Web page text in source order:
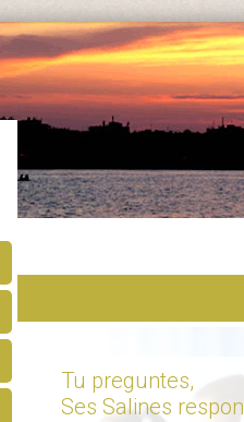
Tu preguntes,
Ses Salines respon